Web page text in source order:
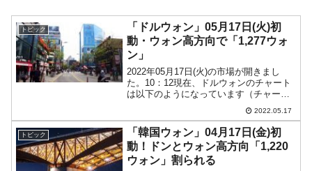
トピック
「ドルウォン」05月17日(火)初
動・ウォン高方向で「1,277ウォ
ン」
2022年05月17日(火)の市場が開きまし
た。10：12現在、ドルウォンのチャート
は以下のようになっています（チャート
は『Investing.com』より引用）。本日は
まっすぐウォン高方向です。なにせ始値
と高値が同じなので「きっぱりと下り...
2022.05.17
トピック
「韓国ウォン」04月17日(金)初
動！ドンとウォン高方向「1,220
ウォン」割られる